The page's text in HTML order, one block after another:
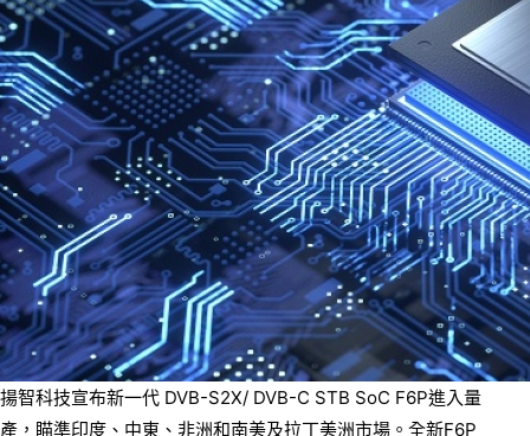
揚智科技宣布新一代 DVB-S2X/ DVB-C STB SoC F6P進入量
產，瞄準印度、中東、非洲和南美及拉丁美洲市場。全新F6P